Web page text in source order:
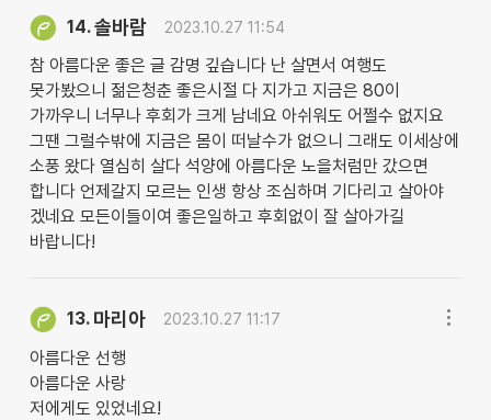
14.솔바람 2023.10.27 11:54
참 아름다운 좋은 글 감명 깊습니다 난 살면서 여행도
못가봤으니 젊은청춘 좋은시절 다 지가고 지금은 80이
가까우니 너무나 후회가 크게 남네요 아쉬워도 어쩔수 없지요
그땐 그럴수밖에 지금은 몸이 떠날수가 없으니 그래도 이세상에
소풍 왔다 열심히 살다 석양에 아름다운 노을처럼만 갔으면
합니다 언제갈지 모르는 인생 항상 조심하며 기다리고 살아야
겠네요 모든이들이여 좋은일하고 후회없이 잘 살아가길
바랍니다!
13. 마리아 2023.10.27 11:17
아름다운 선행
아름다운 사랑
저에게도 있었네요!